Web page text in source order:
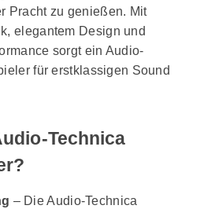
Pracht zu genießen. Mit
elegantem Design und
sorgt ein Audio-
für erstklassigen Sound
Technica
– Die Audio-Technica